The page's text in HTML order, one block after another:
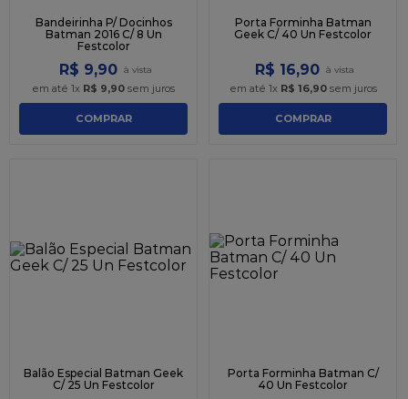
Bandeirinha P/ Docinhos
Batman 2016 C/ 8 Un
Festcolor
R$ 9,90
em até 1x R$ 9,90 sem juros
COMPRAR
Porta Forminha Batman
Geek C/ 40 Un Festcolor
R$ 16,90
em até 1x R$ 16,90sem juros
COMPRAR
Balão Especial Batman Geek
C/ 25 Un Festcolor
Porta Forminha Batman C/
40 Un Festcolor